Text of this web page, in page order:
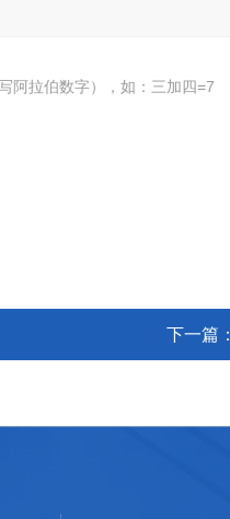
阿拉伯数字），如：三加四=7
下一篇：